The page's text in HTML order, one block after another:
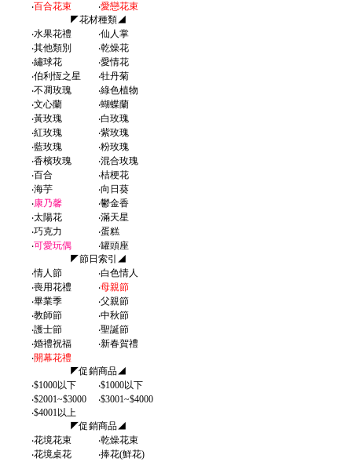
‧百合花束 ‧愛戀花束
◤花材種類◢
‧水果花禮 ‧仙人掌
‧其他類別 ‧乾燥花
‧繡球花 ‧愛情花
‧伯利恆之星 ‧牡丹菊
‧不凋玫瑰 ‧綠色植物
‧文心蘭 ‧蝴蝶蘭
‧黃玫瑰 ‧白玫瑰
‧紅玫瑰 ‧紫玫瑰
‧藍玫瑰 ‧粉玫瑰
‧香檳玫瑰 ‧混合玫瑰
‧百合 ‧桔梗花
‧海芋 ‧向日葵
‧康乃馨 ‧鬱金香
‧太陽花 ‧滿天星
‧巧克力 ‧蛋糕
‧可愛玩偶 ‧罐頭座
◤節日索引◢
‧情人節 ‧白色情人
‧喪用花禮 ‧母親節
‧畢業季 ‧父親節
‧教師節 ‧中秋節
‧護士節 ‧聖誕節
‧婚禮祝福 ‧新春賀禮
‧開幕花禮
◤促銷商品◢
‧$1000以下 ‧$1000以下
‧$2001~$3000 ‧$3001~$4000
‧$4001以上
◤促銷商品◢
‧花境花束 ‧乾燥花束
‧花境桌花 ‧捧花(鮮花)